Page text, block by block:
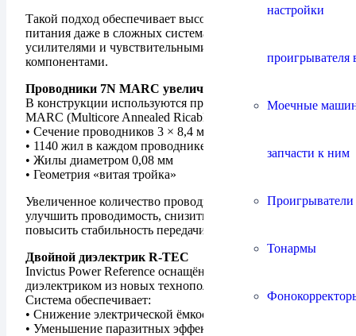
настройки
проигрывателя
Моечные
запчасти к ним
Тонармы
Такой подход обеспечивает высокую стабильность
питания даже в сложных системах с мощными
усилителями и чувствительными цифровыми
компонентами.
Проводники 7N MARC увеличенной плотности
В конструкции используются проводники из меди 7N
MARC (Multicore Annealed Ricable Conductor):
• Сечение проводников 3 × 8,4 мм²
• 1140 жил в каждом проводнике
• Жилы диаметром 0,08 мм
• Геометрия «витая тройка»
Увеличенное количество проводников позволяет
улучшить проводимость, снизить сопротивление и
повысить стабильность передачи энергии.
Двойной диэлектрик R-TEC
Invictus Power Reference оснащён двойным
диэлектриком из новых технополимеров R-TEC.
Система обеспечивает:
• Снижение электрической ёмкости
• Уменьшение паразитных эффектов